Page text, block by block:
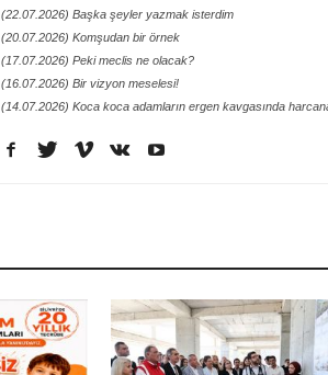
(22.07.2026) Başka şeyler yazmak isterdim
(20.07.2026) Komşudan bir örnek
(17.07.2026) Peki meclis ne olacak?
(16.07.2026) Bir vizyon meselesi!
(14.07.2026) Koca koca adamların ergen kavgasında